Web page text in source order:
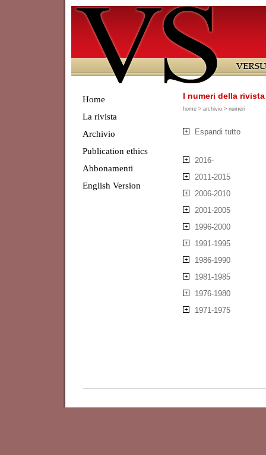
Home
La rivista
Archivio
Publication ethics
Abbonamenti
English Version
I numeri della rivista
home > archivio > numeri
Espandi tutto
2016-
2011-2015
2006-2010
2001-2005
1996-2000
1991-1995
1986-1990
1981-1985
1976-1980
1971-1975